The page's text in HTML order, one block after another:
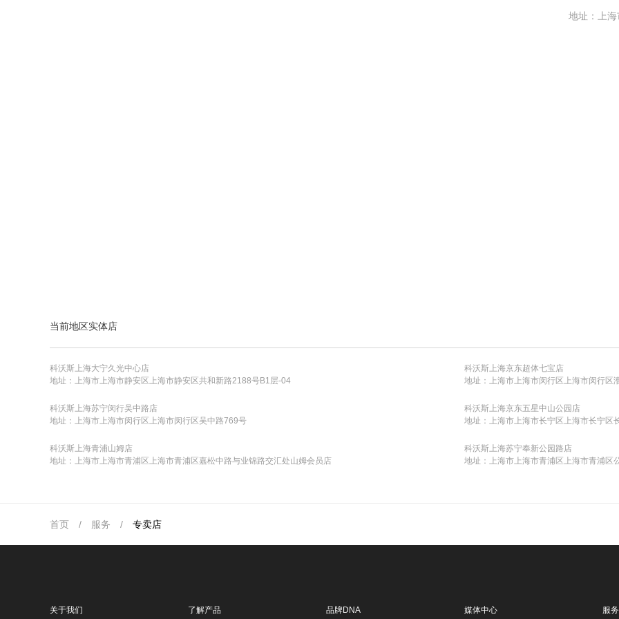
地址：上
当前地区实体店
科沃斯上海大宁久光中心店
地址：上海市上海市静安区上海市静安区共和新路2188号B1层-04
科沃斯上海京东超体七宝店
地址：上海市上海市闵行区上海市闵行区
科沃斯上海苏宁闵行吴中路店
地址：上海市上海市闵行区上海市闵行区吴中路769号
科沃斯上海京东五星中山公园店
地址：上海市上海市长宁区上海市长宁区
科沃斯上海青浦山姆店
地址：上海市上海市青浦区上海市青浦区嘉松中路与业锦路交汇处山姆会员店
科沃斯上海苏宁奉新公园路店
地址：上海市上海市青浦区上海市青浦区
首页 / 服务 / 专卖店
关于我们 了解产品 品牌DNA 媒体中心 服